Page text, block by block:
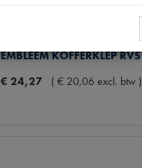
EMBLEEM KOFFERKLEP RVS
€ 24,27 ( € 20,06 excl. btw )